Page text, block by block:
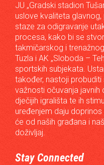
JU „Gradski stadion
uslove kvaliteta
staze za odigravanje
procesa, kako bi se
takmičarskog i
Tuzla i AK „Sloboda –
sportskih subjekata.
također, nastoji
važnosti očuvanja javnih
dječijih igrališta te ih
uređenjem daju
će od naših građana i
doživljaj.
Stay Connected